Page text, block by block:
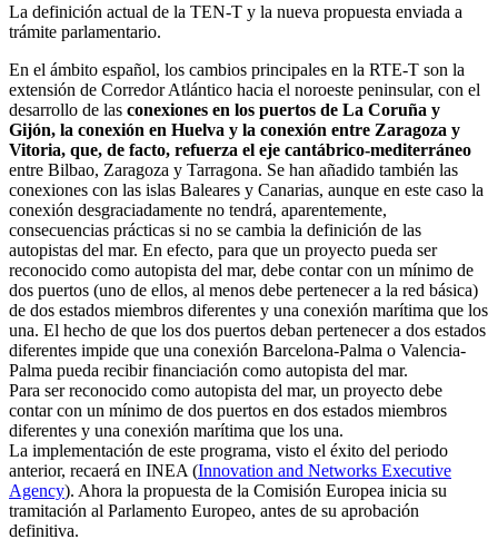
La definición actual de la TEN-T y la nueva propuesta enviada a
trámite parlamentario.
En el ámbito español, los cambios principales en la RTE-T son la
extensión de Corredor Atlántico hacia el noroeste peninsular, con el
desarrollo de las conexiones en los puertos de La Coruña y
Gijón, la conexión en Huelva y la conexión entre Zaragoza y
Vitoria, que, de facto, refuerza el eje cantábrico-mediterráneo
entre Bilbao, Zaragoza y Tarragona. Se han añadido también las
conexiones con las islas Baleares y Canarias, aunque en este caso la
conexión desgraciadamente no tendrá, aparentemente,
consecuencias prácticas si no se cambia la definición de las
autopistas del mar. En efecto, para que un proyecto pueda ser
reconocido como autopista del mar, debe contar con un mínimo de
dos puertos (uno de ellos, al menos debe pertenecer a la red básica)
de dos estados miembros diferentes y una conexión marítima que los
una. El hecho de que los dos puertos deban pertenecer a dos estados
diferentes impide que una conexión Barcelona-Palma o Valencia-
Palma pueda recibir financiación como autopista del mar.
Para ser reconocido como autopista del mar, un proyecto debe
contar con un mínimo de dos puertos en dos estados miembros
diferentes y una conexión marítima que los una.
La implementación de este programa, visto el éxito del periodo
anterior, recaerá en INEA (Innovation and Networks Executive
Agency). Ahora la propuesta de la Comisión Europea inicia su
tramitación al Parlamento Europeo, antes de su aprobación
definitiva.